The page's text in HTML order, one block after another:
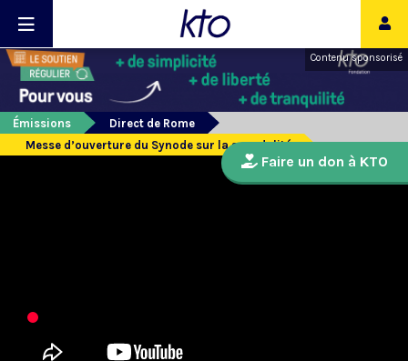
Contenu sponsorisé
Émissions
Direct de Rome
Messe d’ouverture du Synode sur la synodalité
Faire un don à KTO